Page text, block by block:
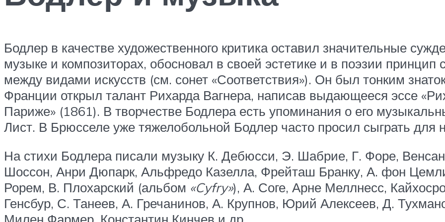
Бодлер в качестве художественного критика оставил значительные
музыке и композиторах, обосновал в своей эстетике и в поэзии принцип
между видами искусств (см. сонет «Соответствия»). Он был тонким
Франции открыл талант Рихарда Вагнера, написав выдающееся эссе
Париже» (1861). В творчестве Бодлера есть упоминания о его
Лист. В Брюсселе уже тяжелобольной Бодлер часто просил сыграть для
На стихи Бодлера писали музыку К. Дебюсси, Э. Шабрие, Г. Форе,
Шоссон, Анри Дюпарк, Альфредо Казелла, Фрейташ Бранку, А. фон
Рорем, В. Плохарский (альбом «Cyfry»), А. Соге, Арне Меллнесс,
Генсбур, С. Танеев, А. Гречанинов, А. Крупнов, Юрий Алексеев, Д.